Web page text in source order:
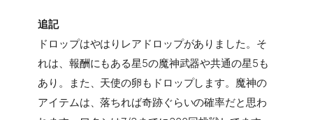
追記
ドロップはやはりレアドロップがありました。そ
れは、報酬にもある星5の魔神武器や共通の星5も
あり。また、天使の卵もドロップします。魔神の
アイテムは、落ちれば奇跡ぐらいの確率だと思わ